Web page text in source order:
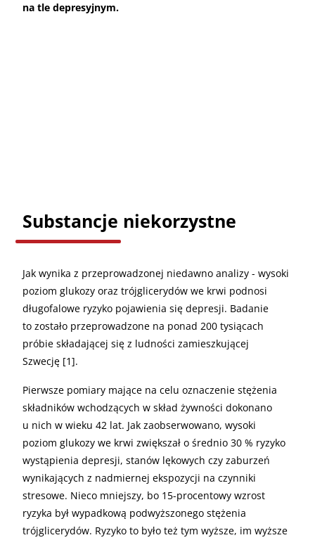
na tle depresyjnym.
Substancje niekorzystne
Jak wynika z przeprowadzonej niedawno analizy - wysoki
poziom glukozy oraz trójglicerydów we krwi podnosi
długofalowe ryzyko pojawienia się depresji. Badanie
to zostało przeprowadzone na ponad 200 tysiącach
próbie składającej się z ludności zamieszkującej
Szwecję [1].
Pierwsze pomiary mające na celu oznaczenie stężenia
składników wchodzących w skład żywności dokonano
u nich w wieku 42 lat. Jak zaobserwowano, wysoki
poziom glukozy we krwi zwiększał o średnio 30 % ryzyko
wystąpienia depresji, stanów lękowych czy zaburzeń
wynikających z nadmiernej ekspozycji na czynniki
stresowe. Nieco mniejszy, bo 15-procentowy wzrost
ryzyka był wypadkową podwyższonego stężenia
trójglicerydów. Ryzyko to było też tym wyższe, im wyższe